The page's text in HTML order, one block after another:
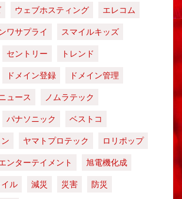
ウェブホスティング
エレコム
ワサプライ
スマイルキッズ
セントリー
トレンド
ドメイン登録
ドメイン管理
ュース
ノムラテック
パナソニック
ベストコ
ヤマトプロテック
ロリポップ
ンターテイメント
旭電機化成
ル
減災 災害
防災